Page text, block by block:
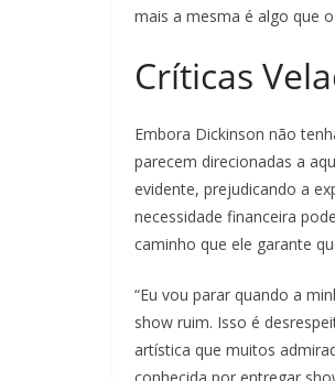
mais a mesma é algo que
Críticas
Embora Dickinson não
parecem direcionadas a
evidente, prejudicando a
necessidade financeira
caminho que ele garante
“Eu vou parar quando a
show ruim. Isso é
artística que muitos